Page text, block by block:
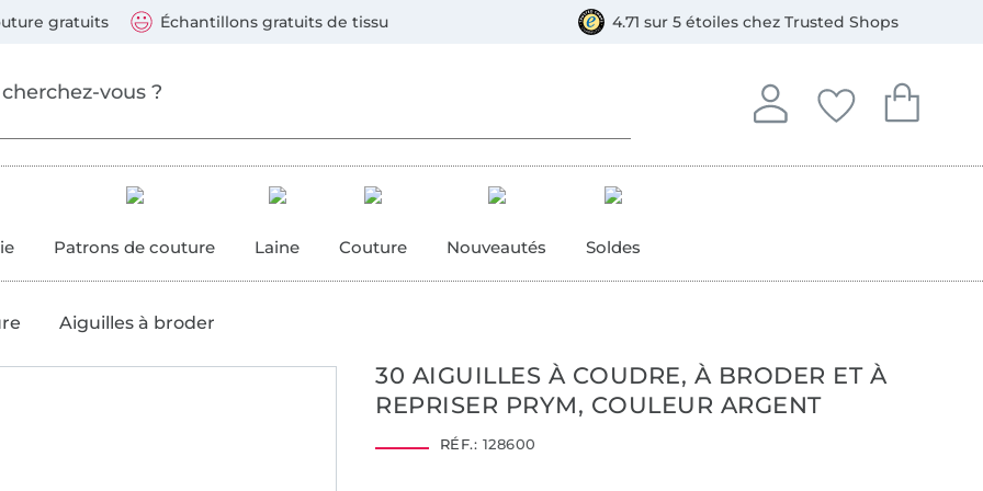
gratuits Échantillons gratuits de tissu 4.71 sur 5 étoiles chez Trusted Shops
Se connecter
Se connecter à votre
Mes favoris
Vous avez
Mon
Vous avez
Patrons de couture Laine Couture Nouveautés Soldes
Aiguilles à broder
30 AIGUILLES À COUDRE, À BRODER ET À
REPRISER PRYM, COULEUR ARGENT
RÉF.: 128600
suivants : Visa, Mastercard, Carte bleue, PayPal, Virement, Bancontact